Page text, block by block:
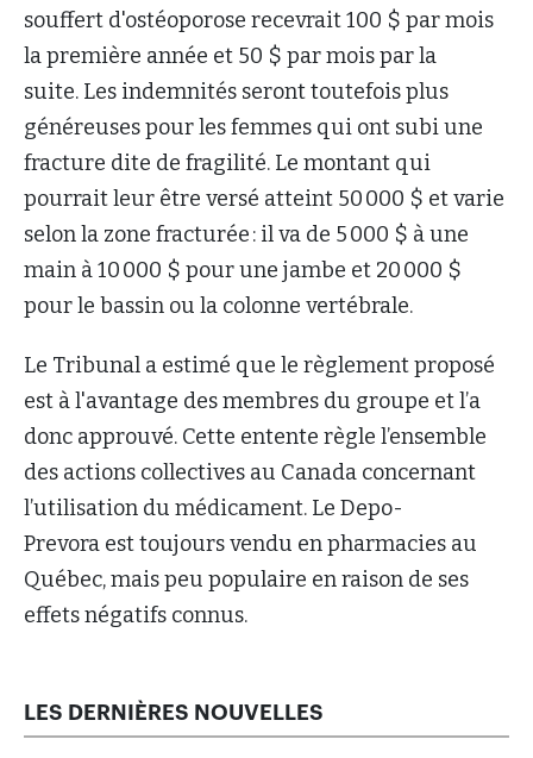
souffert d'ostéoporose recevrait 100 $ par mois
la première année et 50 $ par mois par la
suite. Les indemnités seront toutefois plus
généreuses pour les femmes qui ont subi une
fracture dite de fragilité. Le montant qui
pourrait leur être versé atteint 50 000 $ et varie
selon la zone fracturée : il va de 5 000 $ à une
main à 10 000 $ pour une jambe et 20 000 $
pour le bassin ou la colonne vertébrale.
Le Tribunal a estimé que le règlement proposé
est à l'avantage des membres du groupe et l’a
donc approuvé. Cette entente règle l’ensemble
des actions collectives au Canada concernant
l’utilisation du médicament. Le Depo-
Prevora est toujours vendu en pharmacies au
Québec, mais peu populaire en raison de ses
effets négatifs connus.
LES DERNIÈRES NOUVELLES